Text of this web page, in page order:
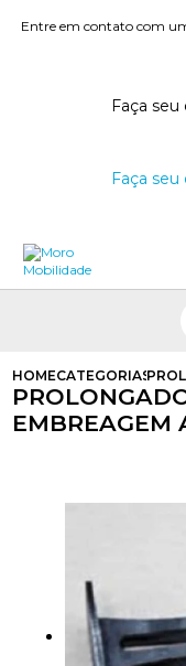
Entre em contato com
Faça
Faça
HOMECATEGORIAS
EMBREAGEM